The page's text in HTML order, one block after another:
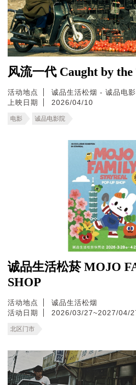
风流一代 Caught by the
活动地点
诚品生活松烟 - 诚品电
上映日期
2026/04/10
电影 诚品电影院
诚品生活松菸 MOJO
SHOP
活动地点
诚品生活松烟
活动日期
2026/03/27~2027/04/
北区门市